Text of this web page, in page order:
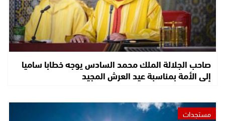
صاحب الجلالة الملك محمد السادس يوجه خطابا ساميا
إلى الأمة بمناسبة عيد العرش المجيد
مستجدات